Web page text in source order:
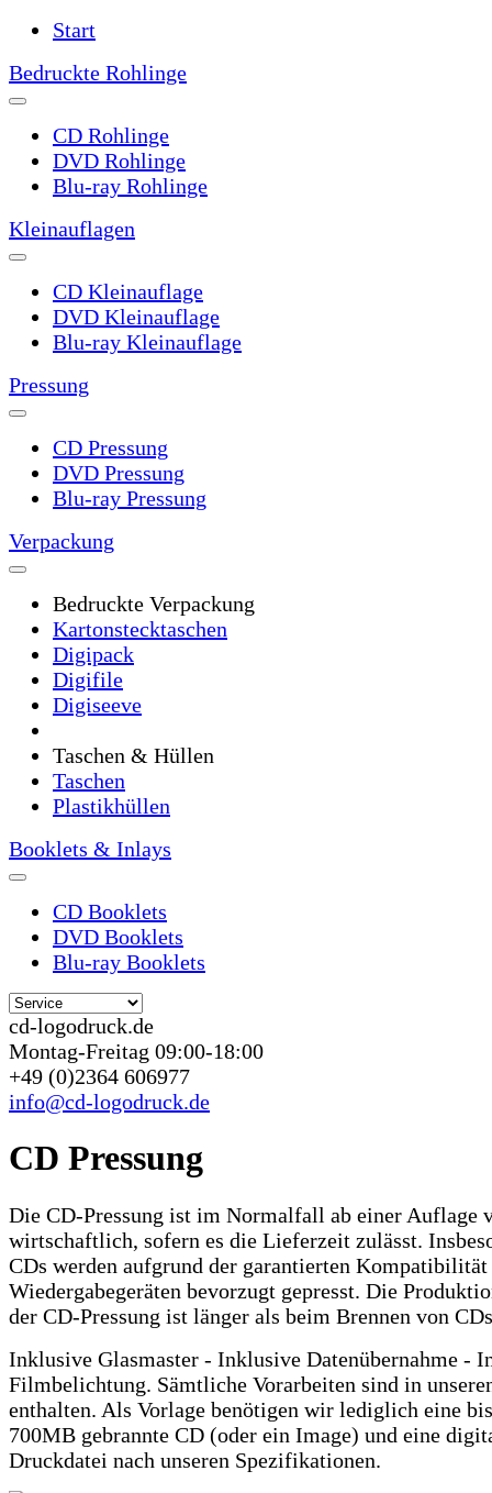
Start
Bedruckte Rohlinge
CD Rohlinge
DVD Rohlinge
Blu-ray Rohlinge
Kleinauflagen
CD Kleinauflage
DVD Kleinauflage
Blu-ray Kleinauflage
Pressung
CD Pressung
DVD Pressung
Blu-ray Pressung
Verpackung
Bedruckte Verpackung
Kartonstecktaschen
Digipack
Digifile
Digiseeve
Taschen & Hüllen
Taschen
Plastikhüllen
Booklets & Inlays
CD Booklets
DVD Booklets
Blu-ray Booklets
cd-logodruck.de
Montag-Freitag 09:00-18:00
+49 (0)2364 606977
info@cd-logodruck.de
CD Pressung
Die CD-Pressung ist im Normalfall ab einer Auflage
wirtschaftlich, sofern es die Lieferzeit zulässt.
CDs werden aufgrund der garantierten
Wiedergabegeräten bevorzugt gepresst. Die
der CD-Pressung ist länger als beim Brennen von
Inklusive Glasmaster - Inklusive Datenübernahme -
Filmbelichtung. Sämtliche Vorarbeiten sind in
enthalten. Als Vorlage benötigen wir lediglich eine
700MB gebrannte CD (oder ein Image) und eine
Druckdatei nach unseren Spezifikationen.